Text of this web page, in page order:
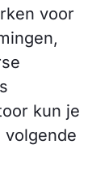
voor
kun je